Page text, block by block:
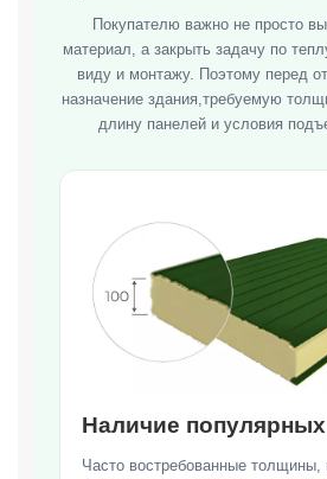
Покупателю важно не просто
материал, а закрыть задачу по
виду и монтажу. Поэтому перед
назначение здания,требуемую
длину панелей и условия
Наличие
Часто востребованные толщины,